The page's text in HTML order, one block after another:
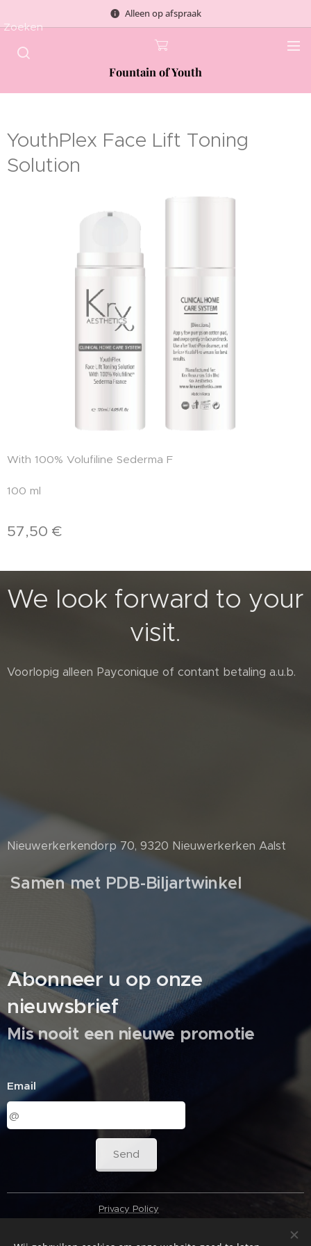
Alleen op afspraak
Fountain of Youth
Zoeken
YouthPlex Face Lift Toning
Solution
With 100% Volufiline Sederma F
100 ml
57,50 €
We look forward to your
visit.
Voorlopig alleen Payconique of contant betaling a.u.b.
Nieuwerkerkendorp 70, 9320 Nieuwerkerken Aalst
Samen met PDB-Biljartwinkel
Abonneer u op onze
nieuwsbrief
Mis nooit een nieuwe promotie
Email
Send
Privacy Policy
Terms & Condition s Cookies